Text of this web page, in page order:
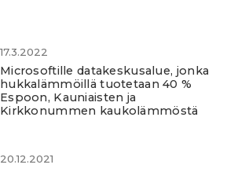
17.3.2022
Microsoftille datakeskusalue, jonka
hukkalämmöillä tuotetaan 40 %
Espoon, Kauniaisten ja
Kirkkonummen kaukolämmöstä
20.12.2021